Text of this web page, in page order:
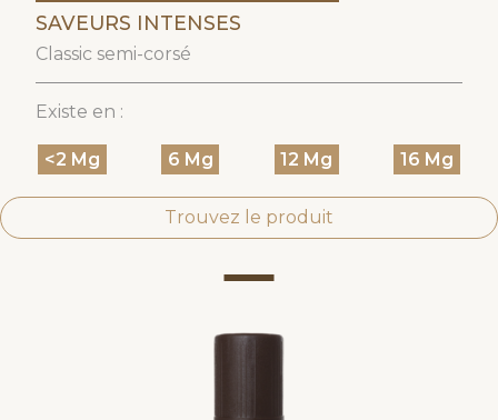
SAVEURS INTENSES
Classic semi-corsé
Existe en :
<2 Mg 6 Mg 12 Mg 16 Mg
Trouvez le produit